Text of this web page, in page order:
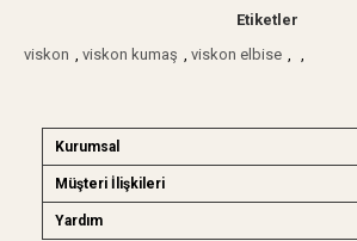
Etiketler
viskon , viskon kumaş , viskon elbise , ,
Kurumsal
Müşteri İlişkileri
Yardım